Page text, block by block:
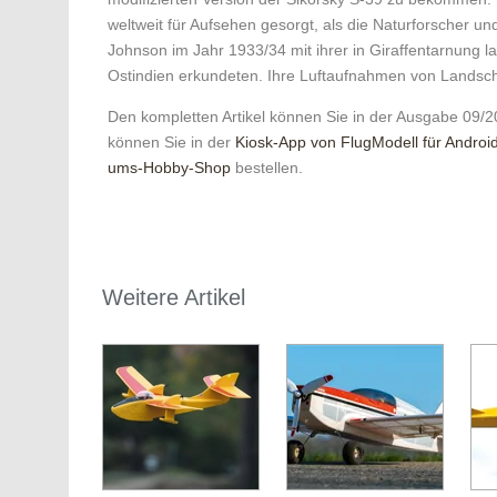
weltweit für Aufsehen gesorgt, als die Naturforscher
Johnson im Jahr 1933/34 mit ihrer in Giraf­fentarnung
Ostindien erkundeten. Ihre Luftaufnahmen von
Den kompletten Artikel können Sie in der Ausgabe 09/
können Sie in der Kiosk-App von FlugModell für
ums-Hobby-Shop bestellen.
Weitere Artikel